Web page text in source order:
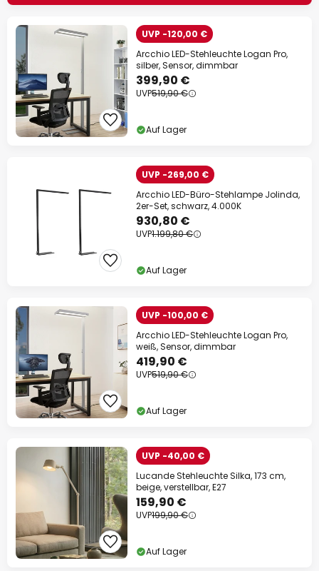
UVP -120,00 €
Arcchio LED-Stehleuchte Logan Pro,
silber, Sensor, dimmbar
399,90 €
UVP519,90 €
Auf Lager
UVP -269,00 €
Arcchio LED-Büro-Stehlampe Jolinda,
2er-Set, schwarz, 4.000K
930,80 €
UVP1.199,80 €
Auf Lager
UVP -100,00 €
Arcchio LED-Stehleuchte Logan Pro,
weiß, Sensor, dimmbar
419,90 €
UVP519,90 €
Auf Lager
UVP -40,00 €
Lucande Stehleuchte Silka, 173 cm,
beige, verstellbar, E27
159,90 €
UVP199,90 €
Auf Lager